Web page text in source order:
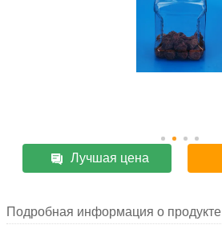
Лучшая цена
Подробная информация о продукте